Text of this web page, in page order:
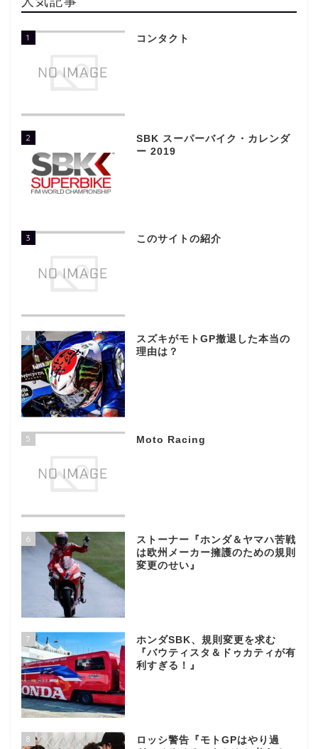
1 コンタクト
2
SBK スーパーバイク・カレンダ
ー 2019
3 このサイトの紹介
4
スズキがモトGP撤退した本当の
理由は？
5 Moto Racing
6
ストーナー『ホンダ＆ヤマハ苦戦
は欧州メーカー擁護のための規則
変更のせい』
7
ホンダSBK、規則変更を求む
『バウティスタ＆ドゥカティが有
利すぎる！』
8
ロッシ警告『モトGPはやり過